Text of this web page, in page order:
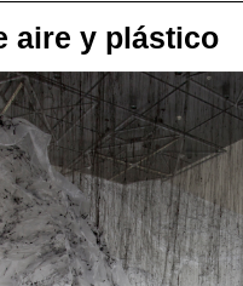
aire y plástico